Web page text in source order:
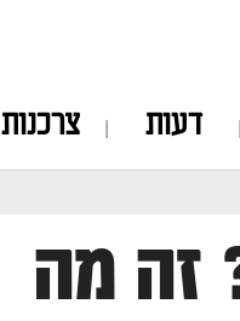
דעות צרכנות
זה מה